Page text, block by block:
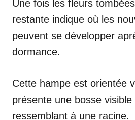
Une fois les fleurs
restante indique où les
peuvent se développer
dormance.
Cette hampe est orientée
présente une bosse
ressemblant à une racine.